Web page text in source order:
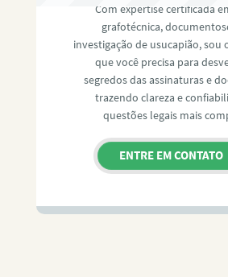
Com expertise certificada
grafotécnica,
investigação de usucapião, sou
que você precisa para
segredos das assinaturas e
trazendo clareza e
questões legais mais
ENTRE EM CONTATO